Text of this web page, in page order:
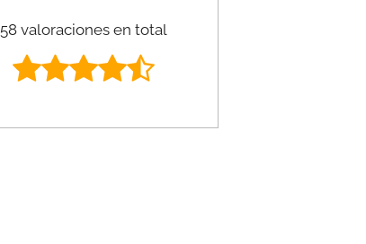
58 valoraciones en total